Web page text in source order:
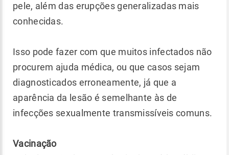
pele, além das erupções generalizadas mais
conhecidas.
Isso pode fazer com que muitos infectados não
procurem ajuda médica, ou que casos sejam
diagnosticados erroneamente, já que a
aparência da lesão é semelhante às de
infecções sexualmente transmissíveis comuns.
Vacinação